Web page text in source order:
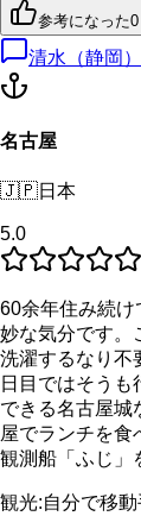
参考になった0
清水（静岡）
名古屋
🇯🇵日本
5.0
60余年住み続け
妙な気分です。
洗濯するなり不
日目ではそう
できる名古屋城
屋でランチを食
観測船「ふじ」
観光:自分で移